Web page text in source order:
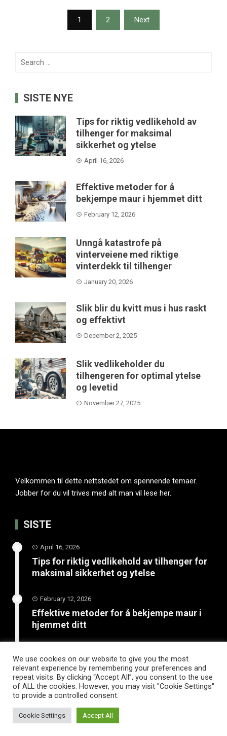
pagination
1 2 Next
Search
SISTE NYE
Tips for riktig vedlikehold av
tilhenger for maksimal
sikkerhet og ytelse
April 16, 2026
Effektive metoder for å
bekjempe maur i hjemmet ditt
February 12, 2026
Unngå katastrofe på
vinterveiene med riktige
vinterdekk til tilhenger
January 20, 2026
Slik blir du kvitt mus i hus raskt
og effektivt
December 2, 2025
Slik vedlikeholder du
tilhengeren for optimal ytelse
og levetid
November 27, 2025
Velkommen til dette nettstedet om spennende temaer.
Jobber for du vil trives med alt man vil lese her.
SISTE
April 16, 2026
Tips for riktig vedlikehold av tilhenger for
maksimal sikkerhet og ytelse
February 12, 2026
Effektive metoder for å bekjempe maur i
hjemmet ditt
Unngå katastrofe på vinterveiene med
riktige vinterdekk til tilhenger
We use cookies on our website to give you the most
relevant experience by remembering your preferences and
repeat visits. By clicking “Accept All”, you consent to the use
of ALL the cookies. However, you may visit "Cookie Settings"
to provide a controlled consent.
Cookie Settings Accept All